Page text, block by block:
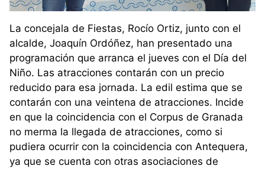
La concejala de Fiestas, Rocío Ortiz, junto con el
alcalde, Joaquín Ordóñez, han presentado una
programación que arranca el jueves con el Día del
Niño. Las atracciones contarán con un precio
reducido para esa jornada. La edil estima que se
contarán con una veintena de atracciones. Incide
en que la coincidencia con el Corpus de Granada
no merma la llegada de atracciones, como si
pudiera ocurrir con la coincidencia con Antequera,
ya que se cuenta con otras asociaciones de